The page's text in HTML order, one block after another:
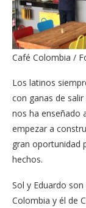
Café Colombia /
Los latinos
con ganas de
nos ha enseñado
empezar a
gran oportunidad
hechos.
Sol y Eduardo
Colombia y él de